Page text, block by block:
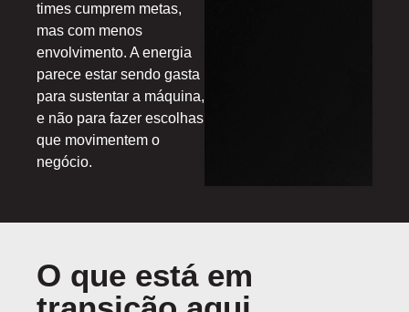
times cumprem metas,
mas com menos
envolvimento. A energia
parece estar sendo gasta
para sustentar a máquina,
e não para fazer escolhas
que movimentem o
negócio.
O que está em